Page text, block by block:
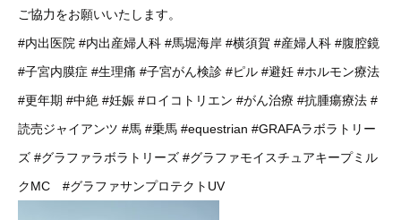
ご協力をお願いいたします。
#内出医院 #内出産婦人科 #馬堀海岸 #横須賀 #産婦人科 #腹腔鏡
#子宮内膜症 #生理痛 #子宮がん検診 #ピル #避妊 #ホルモン療法
#更年期 #中絶 #妊娠 #ロイコトリエン #がん治療 #抗腫瘍療法 #
読売ジャイアンツ #馬 #乗馬 #equestrian #GRAFAラボラトリー
ズ #グラファラボラトリーズ #グラファモイスチュアキープミル
クMC
#グラファサンプロテクトUV